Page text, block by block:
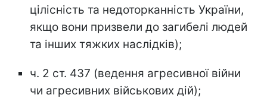
цілісність та недоторканність України,
якщо вони призвели до загибелі людей
та інших тяжких наслідків);
ч. 2 ст. 437 (ведення агресивної війни
чи агресивних військових дій);